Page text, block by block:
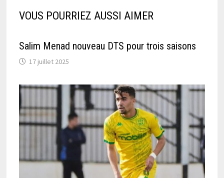
VOUS POURRIEZ AUSSI AIMER
Salim Menad nouveau DTS pour trois saisons
17 juillet 2025